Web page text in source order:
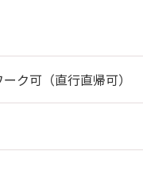
ク可（直行直帰可）